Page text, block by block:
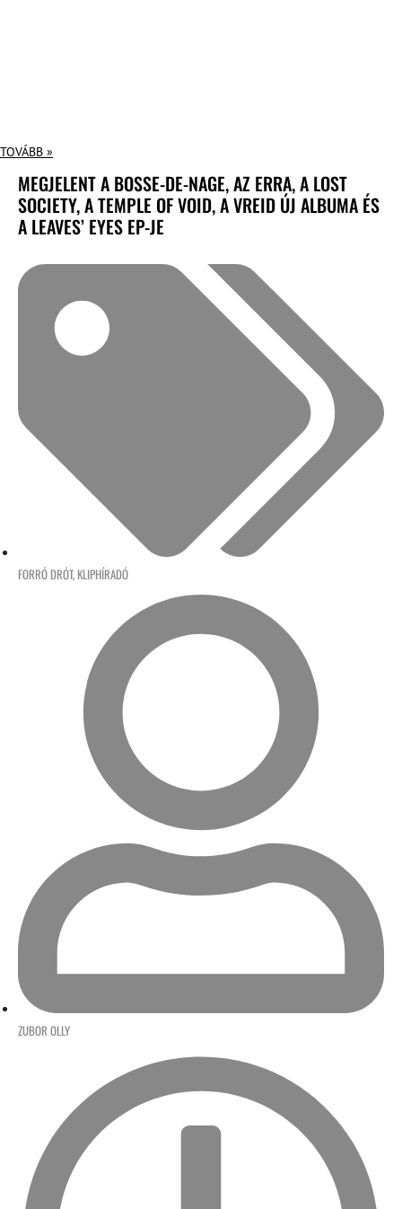
TOVÁBB »
MEGJELENT A BOSSE-DE-NAGE, AZ ERRA, A LOST
SOCIETY, A TEMPLE OF VOID, A VREID ÚJ ALBUMA ÉS
A LEAVES’ EYES EP-JE
FORRÓ DRÓT, KLIPHÍRADÓ
ZUBOR OLLY